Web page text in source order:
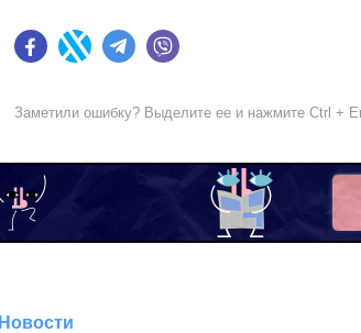
FacebookTwitter Telegram
Заметили ошибку? Выделите ее и нажмите Ctrl +
Новости